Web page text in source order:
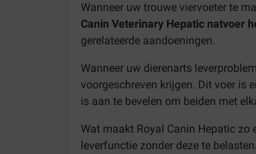
Wanneer uw trouwe viervoeter te
Canin Veterinary Hepatic natvoer
gerelateerde aandoeningen.
Wanneer uw dierenarts
voorgeschreven krijgen. Dit voer is
is aan te bevelen om beiden met
Wat maakt Royal Canin Hepatic zo
leverfunctie zonder deze te